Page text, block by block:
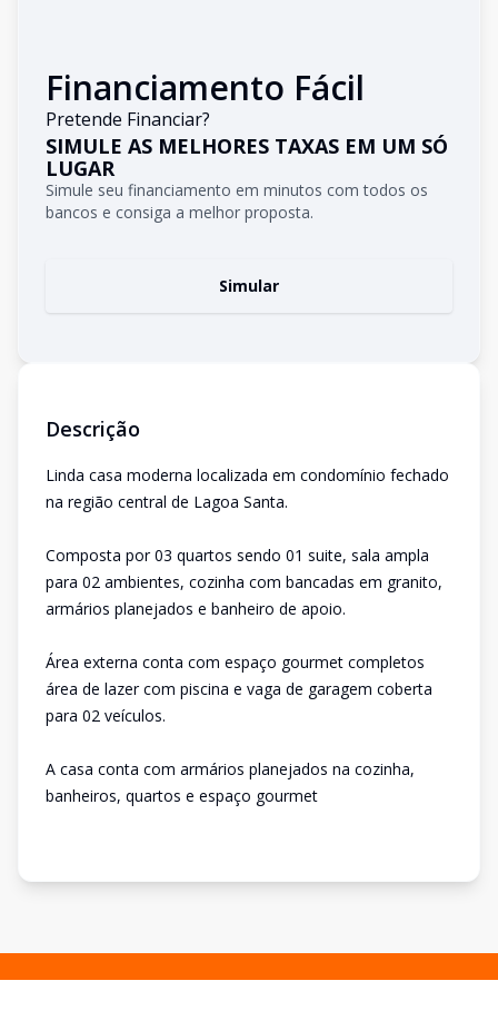
Financiamento Fácil
Pretende Financiar?
SIMULE AS MELHORES TAXAS EM UM SÓ
LUGAR
Simule seu financiamento em minutos com todos os
bancos e consiga a melhor proposta.
Simular
Descrição
Linda casa moderna localizada em condomínio fechado
na região central de Lagoa Santa.
Composta por 03 quartos sendo 01 suite, sala ampla
para 02 ambientes, cozinha com bancadas em granito,
armários planejados e banheiro de apoio.
Área externa conta com espaço gourmet completos
área de lazer com piscina e vaga de garagem coberta
para 02 veículos.
A casa conta com armários planejados na cozinha,
banheiros, quartos e espaço gourmet